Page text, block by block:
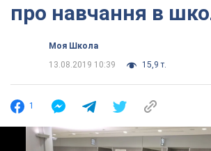
про навчання в
Моя Школа
13.08.2019 10:39
15,9 т.
1